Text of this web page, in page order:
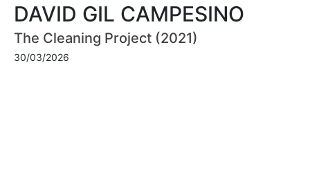
DAVID GIL CAMPESINO
The Cleaning Project (2021)
30/03/2026